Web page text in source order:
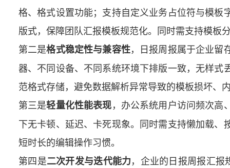
格、格式设置功能；支持自定义业务占位符与模
版式，保障团队汇报模板规范化。同时需支持模板
第二是格式稳定性与兼容性，日报周报属于企业留
器、不同设备、不同系统环境下排版一致，无样
范格式存储，避免数据解析异常导致的模板损坏、
第三是轻量化性能表现，办公系统用户访问频次高
下无卡顿、延迟、卡死现象。同时需支持懒加载
短时长的编辑操作习惯。
第四是二次开发与迭代能力，企业的日报周报汇